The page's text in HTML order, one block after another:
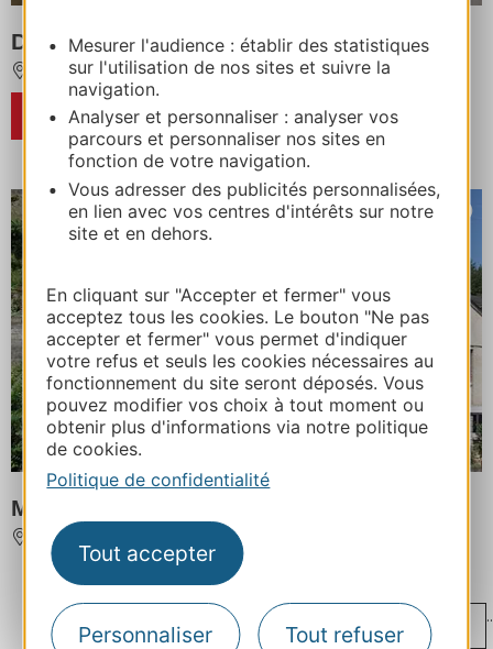
Mesurer l'audience : établir des statistiques
sur l'utilisation de nos sites et suivre la
navigation.
Analyser et personnaliser : analyser vos
parcours et personnaliser nos sites en
fonction de votre navigation.
Vous adresser des publicités personnalisées,
en lien avec vos centres d'intérêts sur notre
site et en dehors.
En cliquant sur "Accepter et fermer" vous
acceptez tous les cookies. Le bouton "Ne pas
accepter et fermer" vous permet d'indiquer
votre refus et seuls les cookies nécessaires au
fonctionnement du site seront déposés. Vous
pouvez modifier vos choix à tout moment ou
obtenir plus d'informations via notre politique
de cookies.
Politique de confidentialité
Tout accepter
Personnaliser Tout refuser
DOMAINE DE SELHAC - ETHNIC
FRONTIGNAN
RÉSERVER
MAGNE GILBERT
LE MONASTIER-PIN-MORIES
32 33